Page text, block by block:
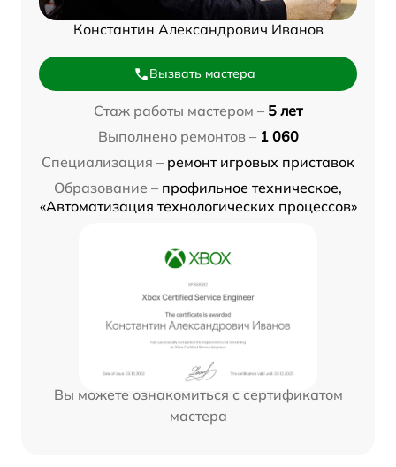
Константин Александрович Иванов
Вызвать мастера
Стаж работы мастером – 5 лет
Выполнено ремонтов – 1 060
Специализация – ремонт игровых приставок
Образование – профильное техническое,
«Автоматизация технологических процессов»
Вы можете ознакомиться с сертификатом
мастера